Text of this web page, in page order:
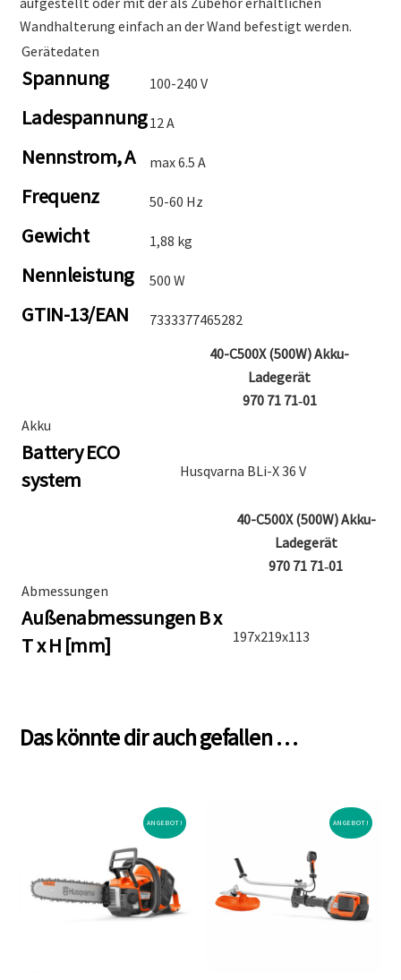
Wandhalterung einfach an der Wand befestigt werden.
Gerätedaten
Spannung 100-240 V
Ladespannung12 A
Nennstrom, A max 6.5 A
Frequenz 50-60 Hz
Gewicht 1,88 kg
Nennleistung 500 W
GTIN-13/EAN
7333377465282
40-C500X (500W) Akku-
Ladegerät
970 71 71‑01
Akku
Battery ECO
system
Husqvarna BLi-X 36 V
40-C500X (500W) Akku-
Ladegerät
970 71 71‑01
Abmessungen
Außenabmessungen B x
T x H [mm]
197x219x113
Das könnte dir auch gefallen …
ANGEBOT! ANGEBOT!